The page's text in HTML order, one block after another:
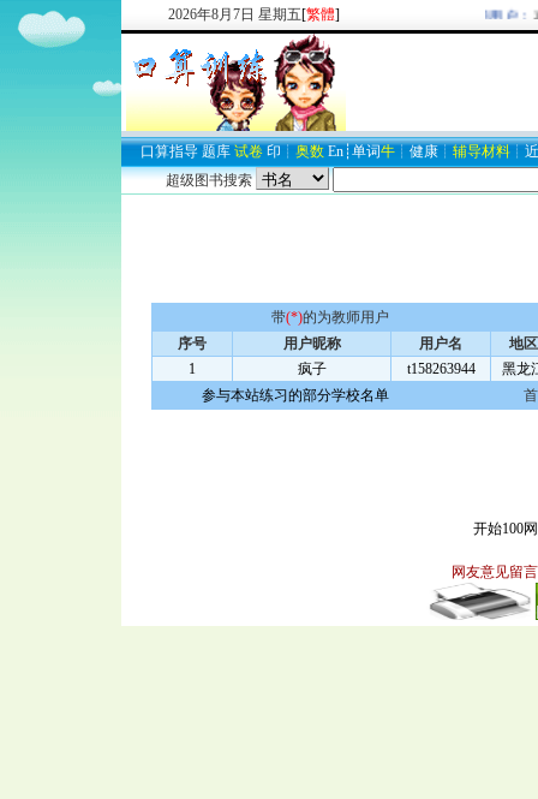
2026年8月 7日 星期五[繁體] 欢迎新注册用户：
口算指导 题库 试卷 印 ┊ 奥数 En ┊ 单词牛 ┊ 健康 ┊ 辅导材料 ┊
超级图书搜索
带(*)的为教师用户
序号
用户昵称 用户名
地区
1
疯子 t158263944
黑龙
参与本站练习的部分学校名单
开始100
网友意见留